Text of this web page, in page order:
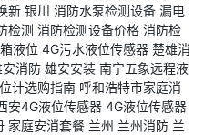
新 银川 消防水泵检测设备 漏电
检测 消防检测设备价格 消防检
液位 4G污水液位传感器 楚雄消
安消防 雄安安装 南宁五象远程液
计选购指南 呼和浩特市家庭消
安4G液位传感器 4G液位传感器
家庭安消套餐 兰州 兰州消防 兰